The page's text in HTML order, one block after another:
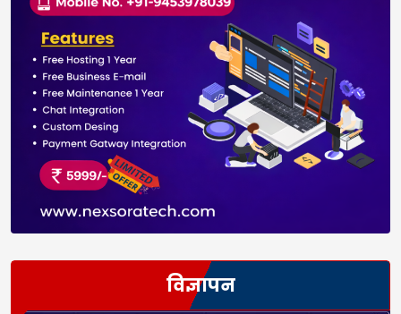
विज्ञापन